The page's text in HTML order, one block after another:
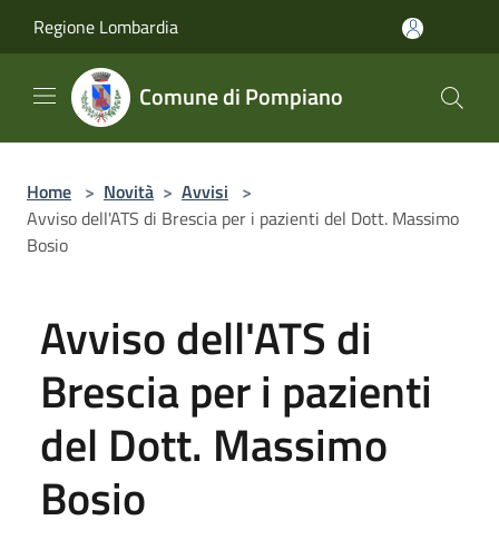
Regione Lombardia
Comune di Pompiano
Home > Novità > Avvisi >
Avviso dell'ATS di Brescia per i pazienti del Dott. Massimo
Bosio
Avviso dell'ATS di
Brescia per i pazienti
del Dott. Massimo
Bosio